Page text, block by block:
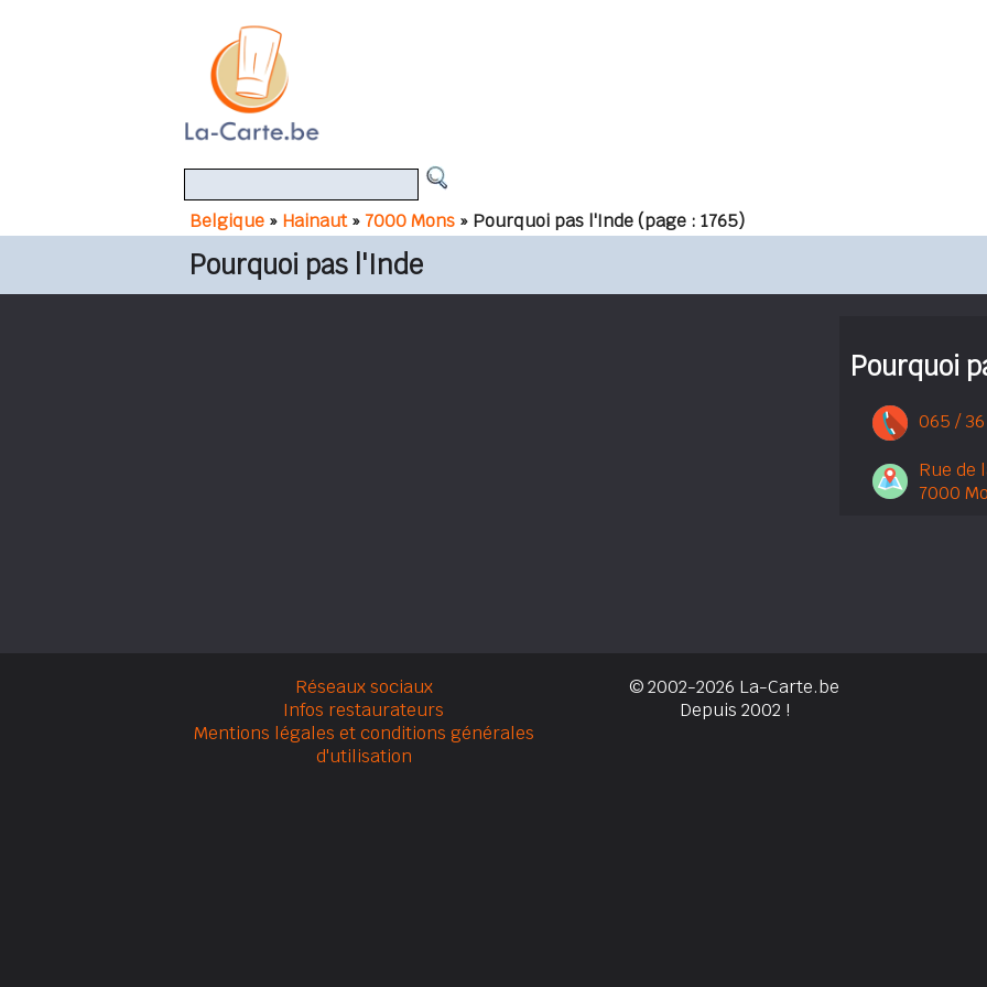
Belgique » Hainaut» 7000 Mons » Pourquoi pas l'Inde(page : 1765)
Pourquoi pas l'Inde
Pourquoi
065 / 36
Rue de
7000
Réseaux sociaux
Infos restaurateurs
Mentions légales et conditions générales
d'utilisation
© 2002-2026 La-Carte.be
Depuis 2002 !